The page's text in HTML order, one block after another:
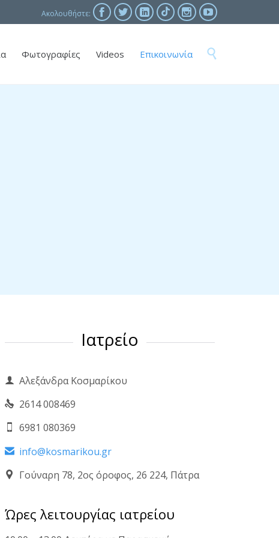
Ακολουθήστε:     
Skip
to
Φωτογραφίες Videos Επικοινωνία 
Ιατρείο
 Αλεξάνδρα Κοσμαρίκου
 2614 008469
 6981 080369
 info@kosmarikou.gr
 Γούναρη 78, 2ος όροφος, 26 224, Πάτρα
Ώρες λειτουργίας ιατρείου